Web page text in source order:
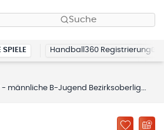
Suche
SPIELE Handball360 Registrierung
männliche B-Jugend Bezirksoberliga (übergreifend)